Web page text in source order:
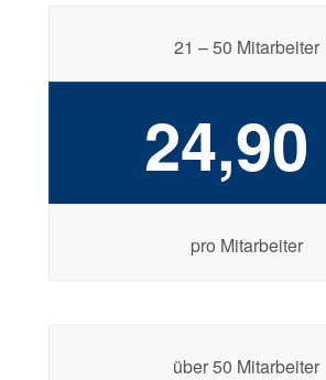
21 – 50 Mitarbeiter
24,90
pro Mitarbeiter
über 50 Mitarbeiter